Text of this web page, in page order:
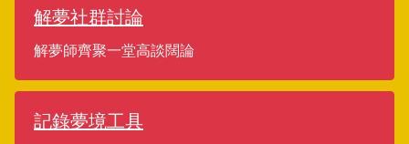
解夢社群討論
解夢師齊聚一堂高談闊論
記錄夢境工具